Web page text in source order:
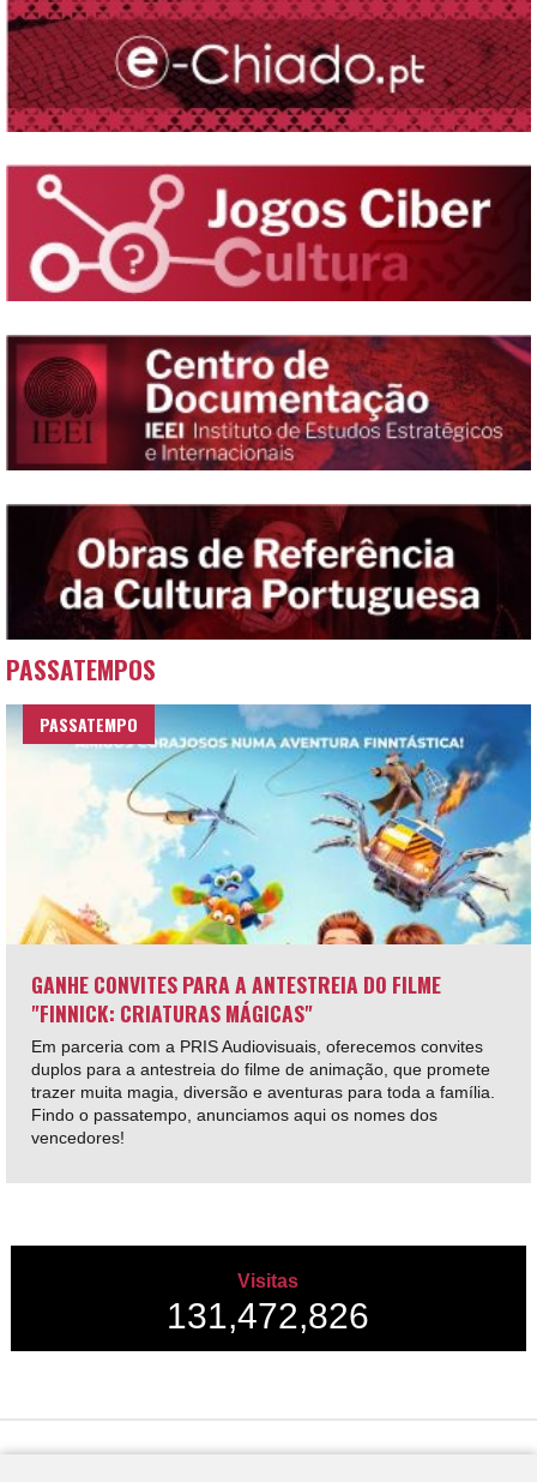
PASSATEMPOS
PASSATEMPO
GANHE CONVITES PARA A ANTESTREIA DO FILME
"FINNICK: CRIATURAS MÁGICAS"
Em parceria com a PRIS Audiovisuais, oferecemos convites
duplos para a antestreia do filme de animação, que promete
trazer muita magia, diversão e aventuras para toda a família.
Findo o passatempo, anunciamos aqui os nomes dos
vencedores!
Visitas
131,472,826